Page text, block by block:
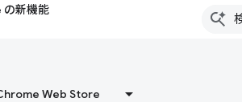
新機能
Web Store